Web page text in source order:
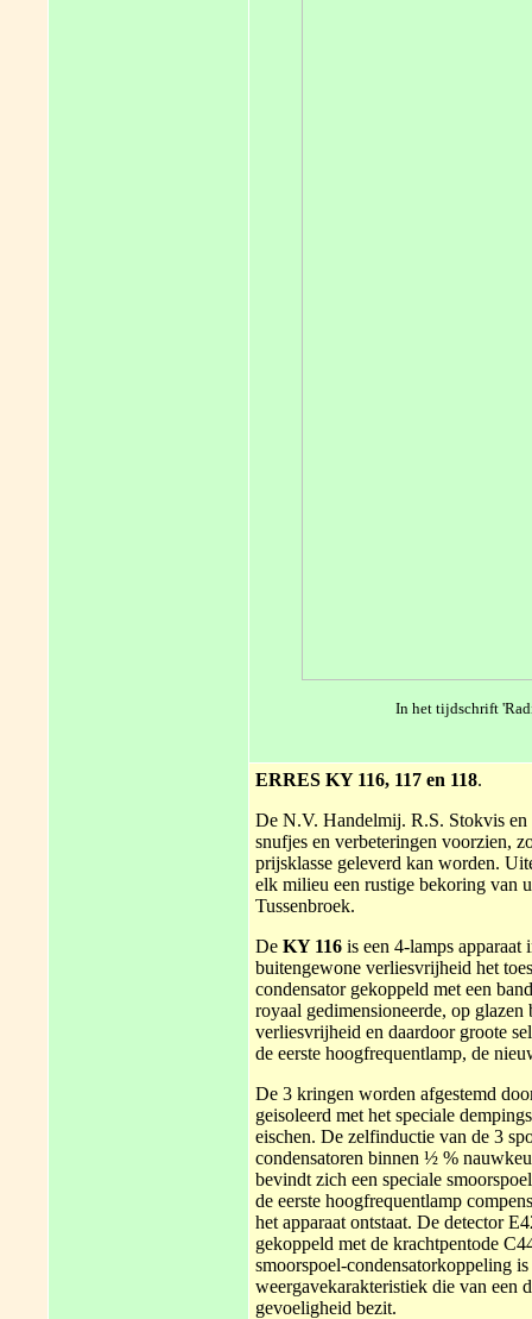
In het tijdschrift
ERRES KY 116, 117 en 118.
De N.V. Handelmij. R.S. Stokvis en
snufjes en verbeteringen voorzien,
prijsklasse geleverd kan worden.
elk milieu een rustige bekoring van
Tussenbroek.
De KY 116 is een 4-lamps
buitengewone verliesvrijheid het
condensator gekoppeld met een
royaal gedimensioneerde, op
verliesvrijheid en daardoor groote
de eerste hoogfrequentlamp, de
De 3 kringen worden afgestemd
geisoleerd met het speciale
eischen. De zelfinductie van de 3
condensatoren binnen ½ %
bevindt zich een speciale
de eerste hoogfrequentlamp
het apparaat ontstaat. De detector
gekoppeld met de krachtpentode
smoorspoel-condensatorkoppeling
weergavekarakteristiek die van een
gevoeligheid bezit.